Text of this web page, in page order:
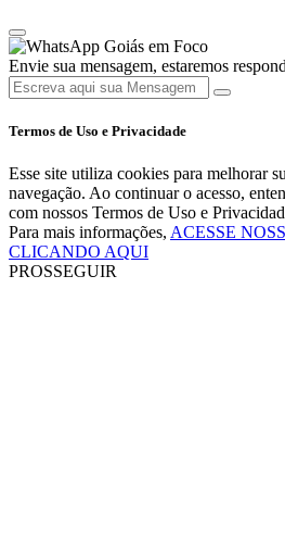
Goiás em Foco
Envie sua mensagem, estaremos
Termos de Uso e Privacidade
Esse site utiliza cookies para melhorar
navegação. Ao continuar o acesso,
com nossos Termos de Uso e
Para mais informações, ACESSE
CLICANDO AQUI
PROSSEGUIR